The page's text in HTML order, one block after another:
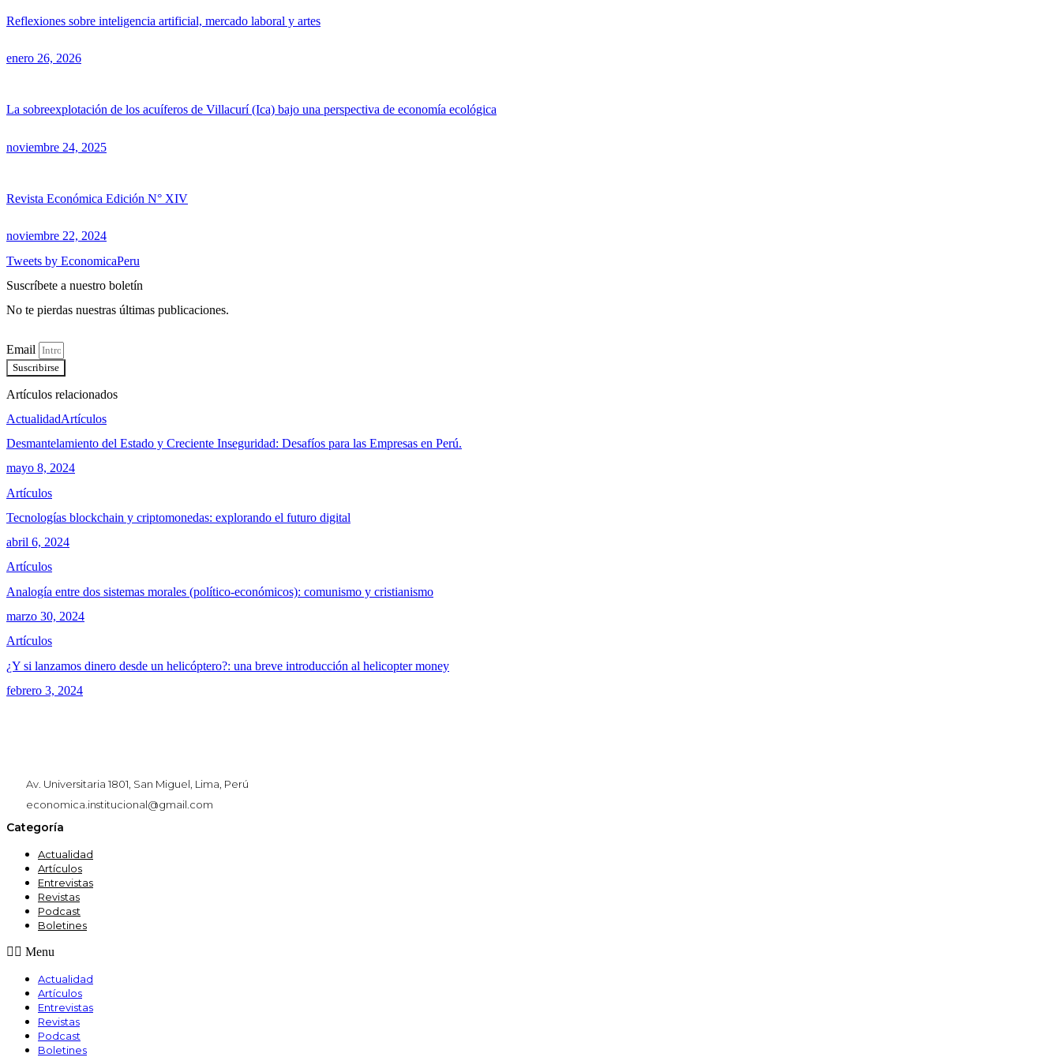
Reflexiones sobre inteligencia artificial, mercado laboral y artes
enero 26, 2026
La sobreexplotación de los acuíferos de Villacurí (Ica) bajo una perspectiva de economía ecológica
noviembre 24, 2025
Revista Económica Edición N° XIV
noviembre 22, 2024
Tweets by EconomicaPeru
Suscríbete a nuestro boletín
No te pierdas nuestras últimas publicaciones.
Email
Suscribirse
Artículos relacionados
ActualidadArtículos
Desmantelamiento del Estado y Creciente Inseguridad: Desafíos para las Empresas en Perú.
mayo 8, 2024
Artículos
Tecnologías blockchain y criptomonedas: explorando el futuro digital
abril 6, 2024
Artículos
Analogía entre dos sistemas morales (político-económicos): comunismo y cristianismo
marzo 30, 2024
Artículos
¿Y si lanzamos dinero desde un helicóptero?: una breve introducción al helicopter money
febrero 3, 2024
Av. Universitaria 1801, San Miguel, Lima, Perú
economica.institucional@gmail.com
Categoría
Actualidad
Artículos
Entrevistas
Revistas
Podcast
Boletines
Menu
Actualidad
Artículos
Entrevistas
Revistas
Podcast
Boletines